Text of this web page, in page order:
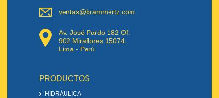
ventas@brammertz.com
Av. José Pardo 182 Of.
902 Miraflores 15074.
Lima - Perú
PRODUCTOS
HIDRÁULICA